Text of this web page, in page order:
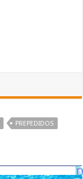
PREPEDIDOS